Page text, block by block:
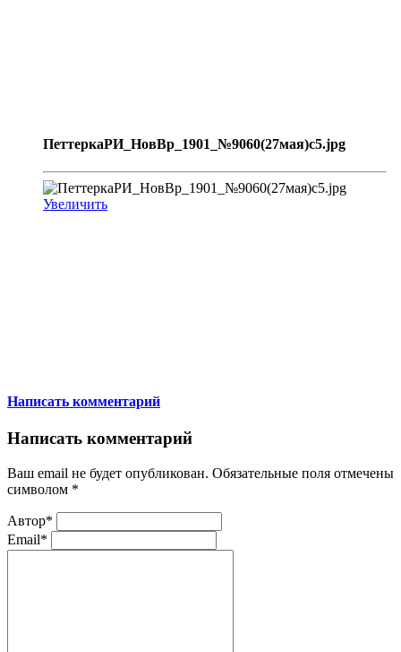
ПеттеркаРИ_НовВр_1901_№9060(27мая)с5.jpg
Увеличить
Написать комментарий
Написать комментарий
Ваш email не будет опубликован. Обязательные поля отмечены
символом *
Автор*
Email*